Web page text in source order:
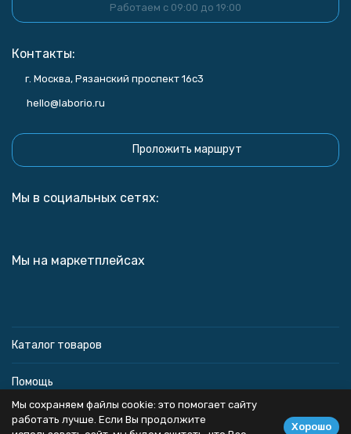
Работаем с 09:00 до 19:00
Контакты:
г. Москва, Рязанский проспект 16с3
hello@laborio.ru
Проложить маршрут
Мы в социальных сетях:
Мы на маркетплейсах
Каталог товаров
Помощь
Информация
Мы сохраняем файлы cookie: это помогает сайту
работать лучше. Если Вы продолжите
Хорошо